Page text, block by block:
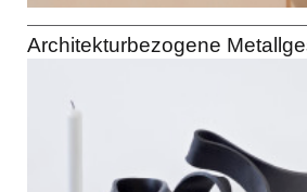
Architekturbezogene